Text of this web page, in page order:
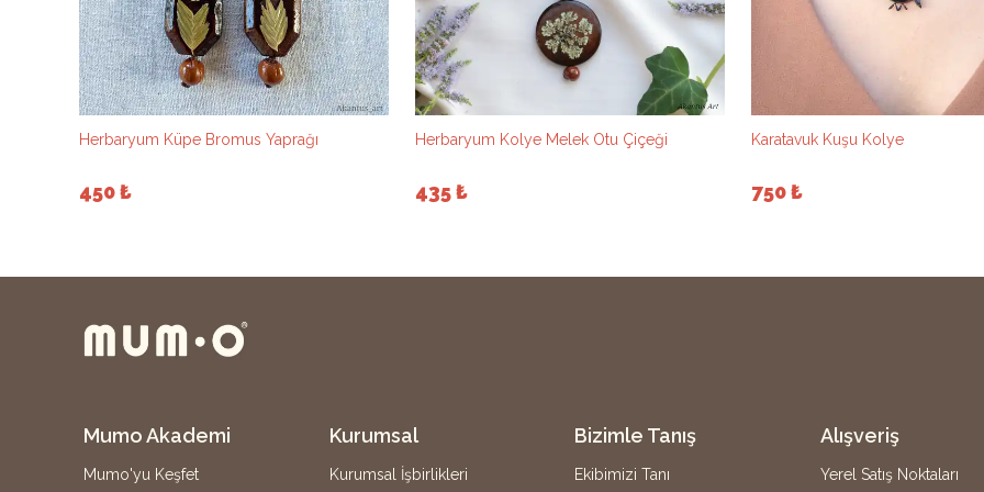
Herbaryum Küpe Bromus Yaprağı
450 ₺
Herbaryum Kolye Melek Otu Çiçeği
435 ₺
Karatavuk Kuşu Kolye
750 ₺
Mumo Akademi
Mumo'yu Keşfet
Kurumsal
Kurumsal İşbirlikleri
Bizimle Tanış
Ekibimizi Tanı
Alışveriş
Yerel Satış Noktaları